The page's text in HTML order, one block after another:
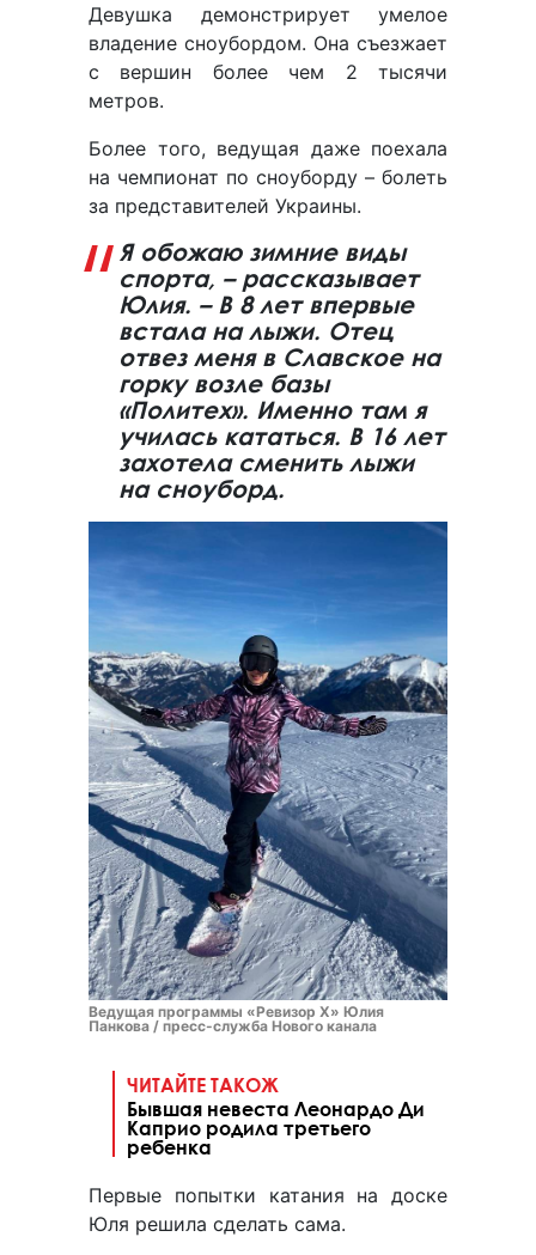
Девушка демонстрирует умелое
владение сноубордом. Она съезжает
с вершин более чем 2 тысячи
метров.
Более того, ведущая даже поехала
на чемпионат по сноуборду – болеть
за представителей Украины.
Я обожаю зимние виды
спорта, – рассказывает
Юлия. – В 8 лет впервые
встала на лыжи. Отец
отвез меня в Славское на
горку возле базы
«Политех». Именно там я
училась кататься. В 16 лет
захотела сменить лыжи
на сноуборд.
Ведущая программы «Ревизор Х» Юлия
Панкова / пресс-служба Нового канала
ЧИТАЙТЕ ТАКОЖ
Бывшая невеста Леонардо Ди
Каприо родила третьего
ребенка
Первые попытки катания на доске
Юля решила сделать сама.